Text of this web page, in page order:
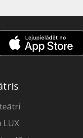
LUX